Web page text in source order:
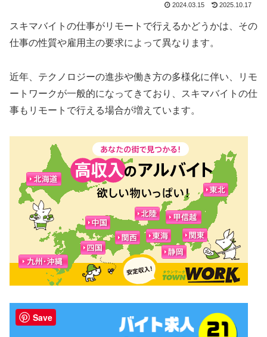
2024.03.15 2025.10.17
スキマバイトの仕事がリモートで行えるかどうかは、その
仕事の性質や雇用主の要求によって異なります。
近年、テクノロジーの進歩や働き方の多様化に伴い、リモ
ートワークが一般的になってきており、スキマバイトの仕
事もリモートで行える場合が増えています。
Save